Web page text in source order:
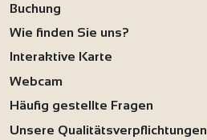
Buchung
Wie finden Sie uns?
Interaktive Karte
Webcam
Häufig gestellte Fragen
Unsere Qualitätsverpflichtungen